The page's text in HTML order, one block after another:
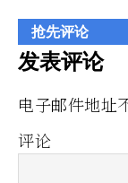
抢先评论
发表评论
电子邮件地址
评论